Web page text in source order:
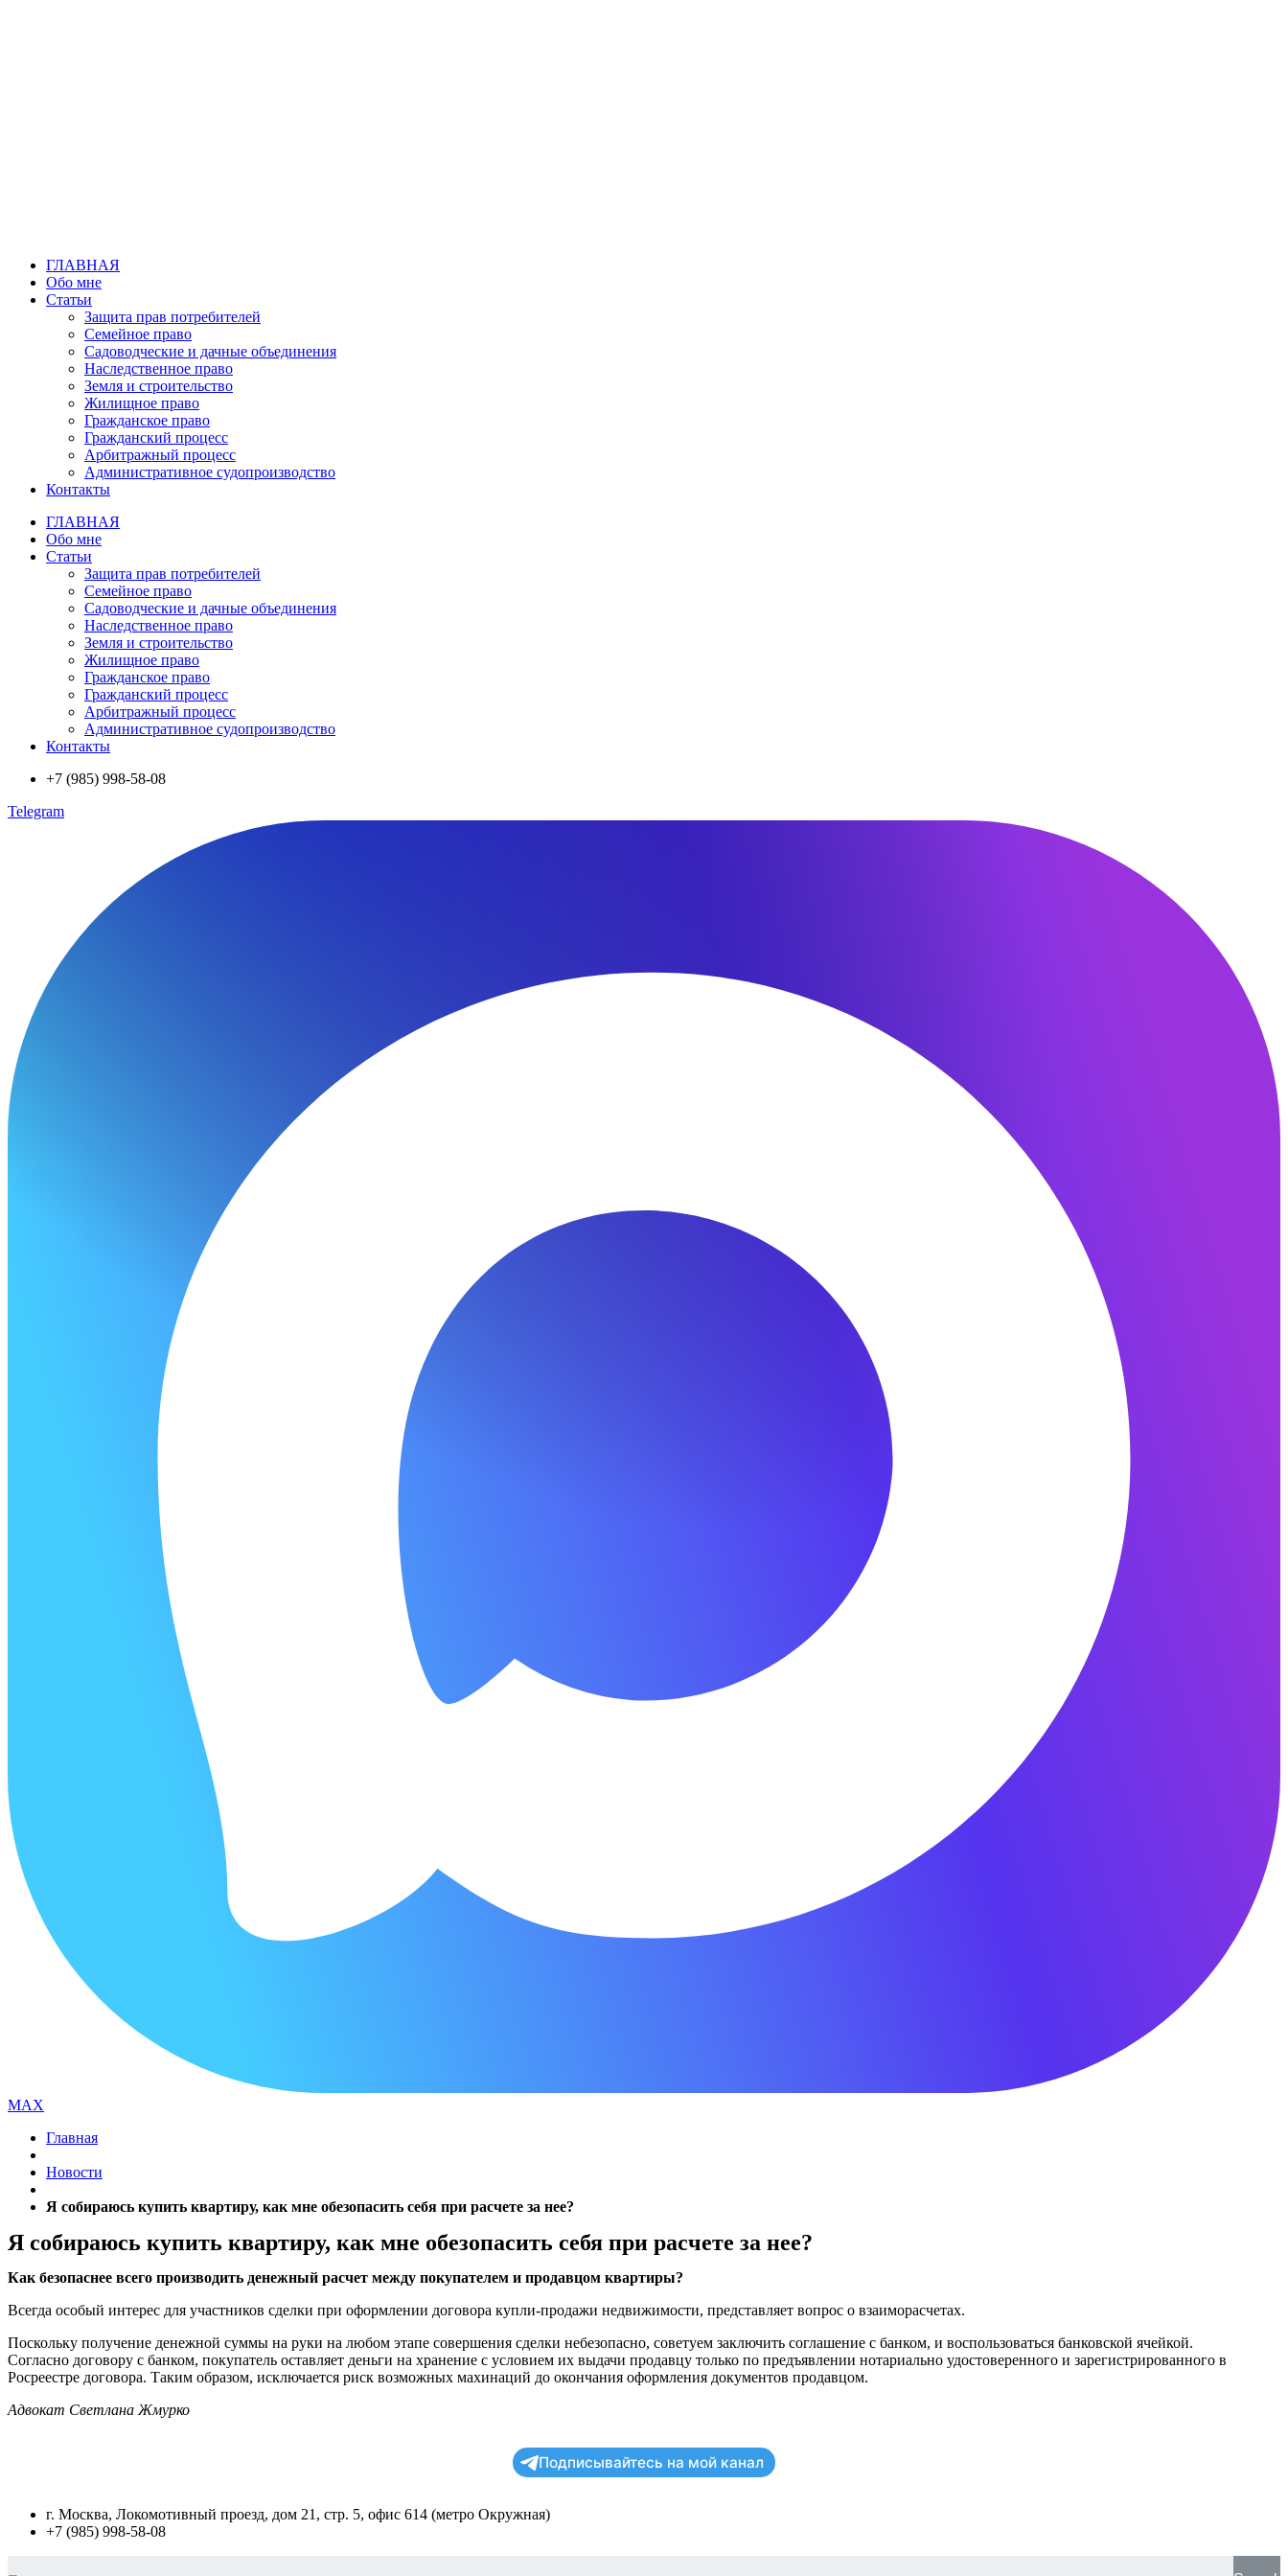
ГЛАВНАЯ
Обо мне
Статьи
Защита прав потребителей
Семейное право
Садоводческие и дачные объединения
Наследственное право
Земля и строительство
Жилищное право
Гражданское право
Гражданский процесс
Арбитражный процесс
Административное судопроизводство
Контакты
ГЛАВНАЯ
Обо мне
Статьи
Защита прав потребителей
Семейное право
Садоводческие и дачные объединения
Наследственное право
Земля и строительство
Жилищное право
Гражданское право
Гражданский процесс
Арбитражный процесс
Административное судопроизводство
Контакты
+7 (985) 998-58-08
Telegram
MAX
Главная
Новости
Я собираюсь купить квартиру, как мне обезопасить себя при расчете за нее?
Я собираюсь купить квартиру, как мне обезопасить себя при расчете за нее?
Как безопаснее всего производить денежный расчет между покупателем и продавцом квартиры?
Всегда особый интерес для участников сделки при оформлении договора купли-продажи недвижимости, представляет вопрос о взаиморасчетах.
Поскольку получение денежной суммы на руки на любом этапе совершения сделки небезопасно, советуем заключить соглашение с банком, и воспользоваться банковской ячейкой.
Согласно договору с банком, покупатель оставляет деньги на хранение с условием их выдачи продавцу только по предъявлении нотариально удостоверенного и зарегистрированного в
Росреестре договора. Таким образом, исключается риск возможных махинаций до окончания оформления документов продавцом.
Адвокат Светлана Жмурко
Подписывайтесь на мой канал
г. Москва, Локомотивный проезд, дом 21, стр. 5, офис 614 (метро Окружная)
+7 (985) 998-58-08